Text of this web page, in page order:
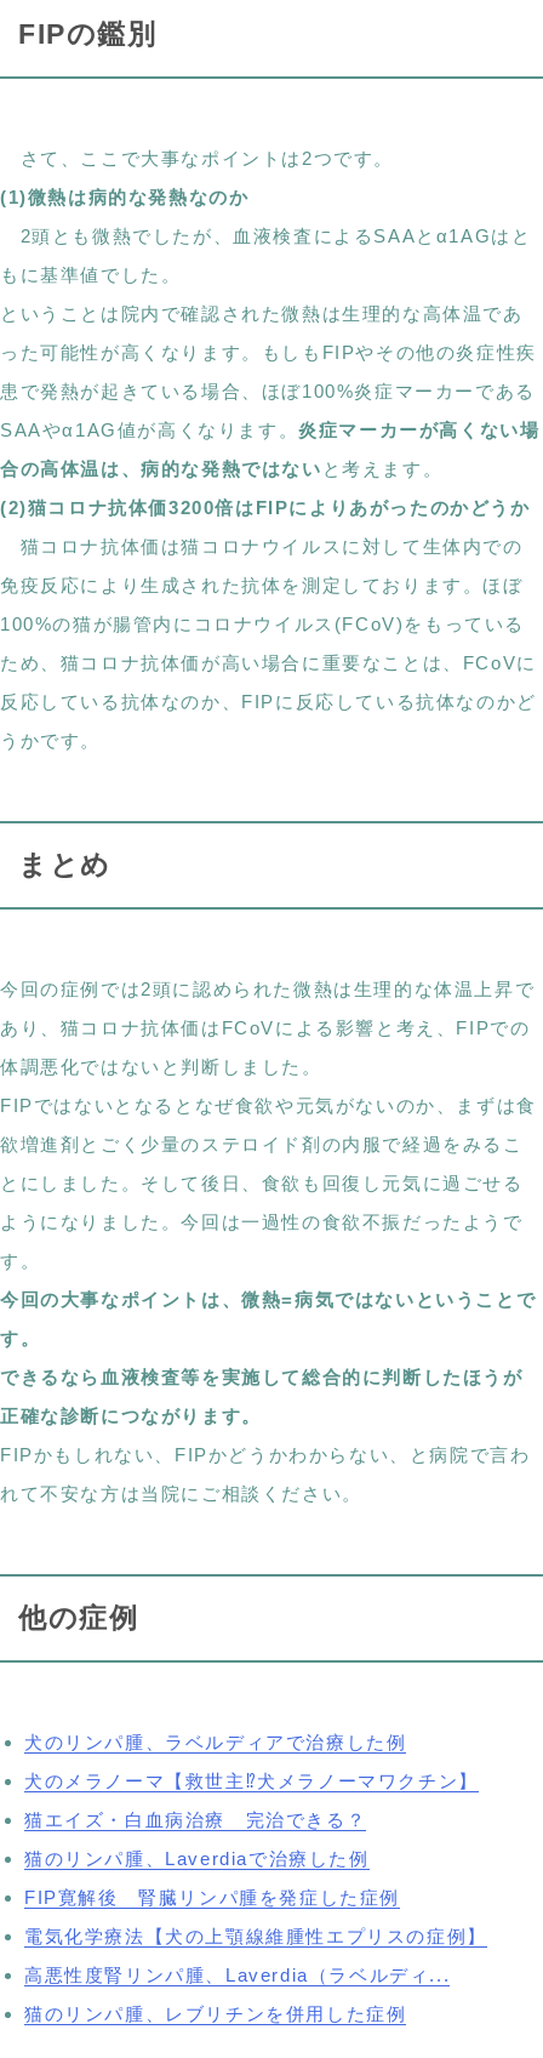
FIPの鑑別
さて、ここで大事なポイントは2つです。
(1)微熱は病的な発熱なのか
2頭とも微熱でしたが、血液検査によるSAAとα1AGはと
もに基準値でした。
ということは院内で確認された微熱は生理的な高体温であ
った可能性が高くなります。もしもFIPやその他の炎症性疾
患で発熱が起きている場合、ほぼ100%炎症マーカーである
SAAやα1AG値が高くなります。炎症マーカーが高くない場
合の高体温は、病的な発熱ではない と考えます。
(2)猫コロナ抗体価3200倍はFIPによりあがったのかどうか
猫コロナ抗体価は猫コロナウイルスに対して生体内での
免疫反応により生成された抗体を測定しております。ほぼ
100%の猫が腸管内にコロナウイルス(FCoV)をもっている
ため、猫コロナ抗体価が高い場合に重要なことは、FCoVに
反応している抗体なのか、FIPに反応している抗体なのかど
うかです。
まとめ
今回の症例では2頭に認められた微熱は生理的な体温上昇で
あり、猫コロナ抗体価はFCoVによる影響と考え、FIPでの
体調悪化ではないと判断しました。
FIPではないとなるとなぜ食欲や元気がないのか、まずは食
欲増進剤とごく少量のステロイド剤の内服で経過をみるこ
とにしました。そして後日、食欲も回復し元気に過ごせる
ようになりました。今回は一過性の食欲不振だったようで
す。
今回の大事なポイントは、微熱=病気ではないということで
す。
できるなら血液検査等を実施して総合的に判断したほうが
正確な診断につながります。
FIPかもしれない、FIPかどうかわからない、と病院で言わ
れて不安な方は当院にご相談ください。
他の症例
犬のリンパ腫、ラベルディアで治療した例
犬のメラノーマ【救世主⁉犬メラノーマワクチン】
猫エイズ・白血病治療 完治できる？
猫のリンパ腫、Laverdiaで治療した例
FIP寛解後 腎臓リンパ腫を発症した症例
電気化学療法【犬の上顎線維腫性エプリスの症例】
高悪性度腎リンパ腫、Laverdia（ラベルディ...
猫のリンパ腫、レブリチンを併用した症例